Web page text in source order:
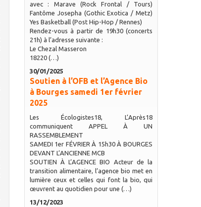
avec : Marave (Rock Frontal / Tours)
Fantôme Josepha (Gothic Exotica / Metz)
Yes Basketball (Post Hip-Hop / Rennes)
Rendez-vous à partir de 19h30 (concerts
21h) à l’adresse suivante :
Le Chezal Masseron
18220 (…)
30/01/2025
Soutien à l’OFB et l’Agence Bio
à Bourges samedi 1er février
2025
Les Écologistes18, L’Après18
communiquent APPEL À UN
RASSEMBLEMENT
SAMEDI 1er FÉVRIER À 15h30 À BOURGES
DEVANT L’ANCIENNE MCB
SOUTIEN À L’AGENCE BIO Acteur de la
transition alimentaire, l’agence bio met en
lumière ceux et celles qui font la bio, qui
œuvrent au quotidien pour une (…)
13/12/2023